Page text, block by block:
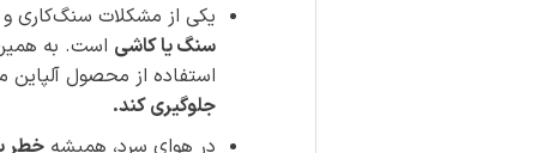
یکی از مشکلات سنگ‌کاری
سنگ یا کاشی است. به
استفاده از محصول آلپاین
جلوگیری کند.